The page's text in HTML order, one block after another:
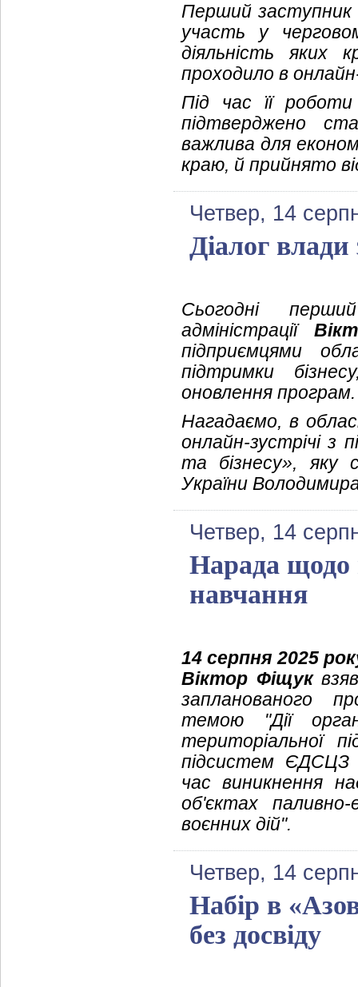
Перший заступник
участь у
діяльність яких
проходило в
Під час її
підтверджено
важлива для
краю, й прийнято
Четвер, 14
Діалог влади
Сьогодні
адміністрації
підприємцями
підтримки
оновлення програм.
Нагадаємо, в
онлайн-зустрічі з
та бізнесу», яку
України
Четвер, 14
Нарада щодо
навчання
14 серпня 2025
Віктор Фіщук
запланованого
темою "Дії
територіальної
підсистем ЄДСЦЗ
час виникнення
об'єктах паливно-
воєнних дій".
Четвер, 14
Набір в
без досвіду